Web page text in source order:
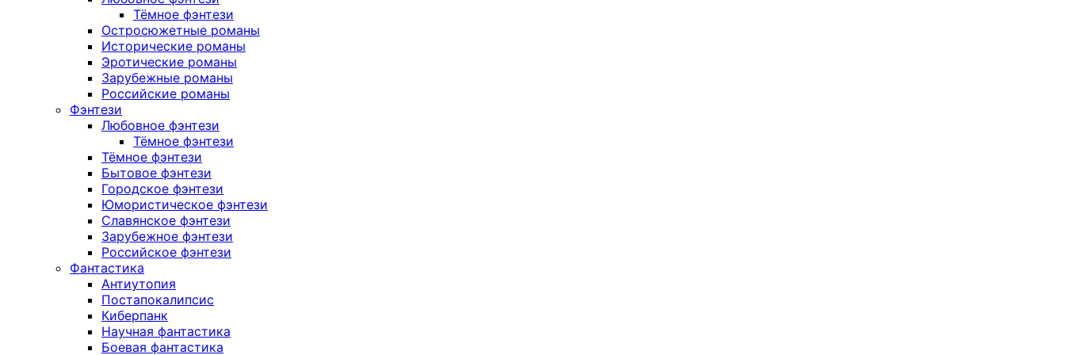
Тёмное фэнтези
Остросюжетные романы
Исторические романы
Эротические романы
Зарубежные романы
Российские романы
Фэнтези
Любовное фэнтези
Тёмное фэнтези
Тёмное фэнтези
Бытовое фэнтези
Городское фэнтези
Юмористическое фэнтези
Славянское фэнтези
Зарубежное фэнтези
Российское фэнтези
Фантастика
Антиутопия
Постапокалипсис
Киберпанк
Научная фантастика
Боевая фантастика